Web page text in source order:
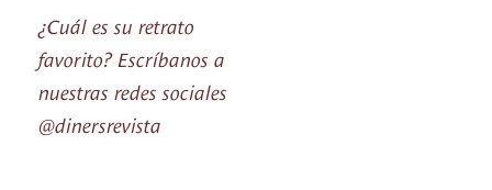
¿Cuál es su retrato
favorito? Escríbanos a
nuestras redes sociales
@dinersrevista